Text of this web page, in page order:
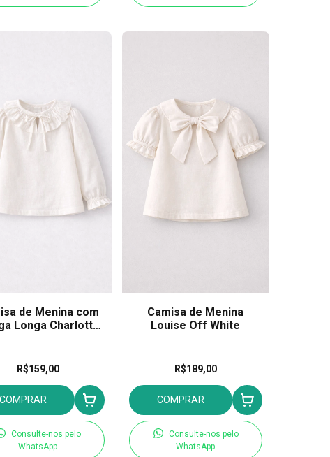
de Menina com
Longa Charlotte
R$159,00
COMPRAR
Consulte-nos pelo
WhatsApp
Camisa de Menina
Louise Off White
R$189,00
COMPRAR
Consulte-nos pelo
WhatsApp